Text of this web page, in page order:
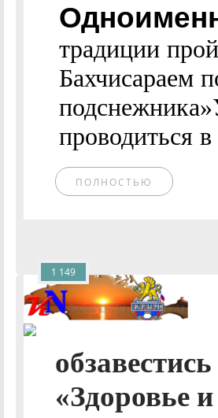
традиции
Бахчисараем
проводиться
ПОЛНОСТЬЮ
«Здоровье
1 149